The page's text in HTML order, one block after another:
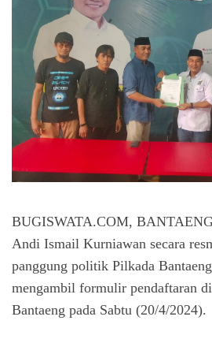
BUGISWATA.COM,
Andi Ismail Kurniawan secara
panggung politik Pilkada
mengambil formulir pendaftaran
Bantaeng pada Sabtu (20/4/2024).